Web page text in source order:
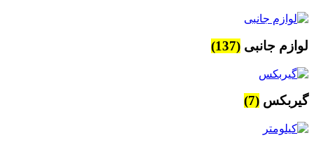
لوازم جانبی (137)
گیربکس (7)